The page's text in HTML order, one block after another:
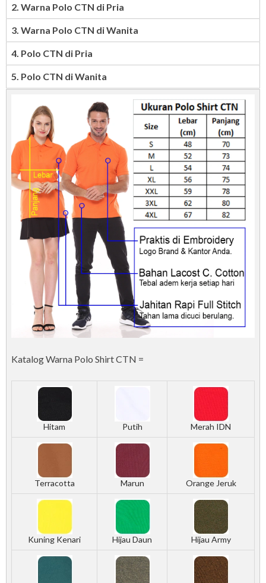
2. Warna Polo CTN di Pria
3. Warna Polo CTN di Wanita
4. Polo CTN di Pria
5. Polo CTN di Wanita
Katalog Warna Polo Shirt CTN =
Hitam Putih Merah IDN
Terracotta Marun Orange Jeruk
Kuning Kenari Hijau Daun Hijau Army